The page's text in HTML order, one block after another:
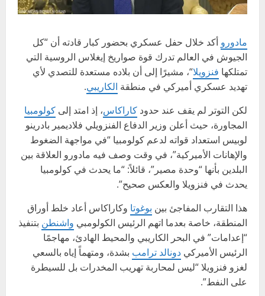
مادورو أكد خلال حفل عسكري بحضور كبار قادته أن “كل
الجيوش في العالم تدرك قوة صواريخ إيغلاس الروسية التي
تمتلكها فنزويلا“، مشيرًا إلى أن بلاده مستعدة للتصدي لأي
تهديد عسكري أميركي في منطقة الكاريبي.
لكن التوتر لم يقف عند حدود كاراكاس، إذ امتد إلى كولومبيا
المجاورة، حيث أعلن وزير الدفاع الفنزويلي فلاديمير بادرينو
لوبيس استعداد قواته لدعم كولومبيا “في مواجهة الضغوط
والإهانات الأميركية”، في وقت وصف فيه مادورو العلاقة بين
البلدين بأنها “وحدة مصير”، قائلاً: “ما يحدث في كولومبيا
يحدث في فنزويلا والعكس صحيح”.
هذا التقارب المفاجئ بين بوغوتا وكاراكاس أعاد خلط أوراق
المنطقة، خاصة بعدما اتهم الرئيس الكولومبي واشنطن بتنفيذ
“إعدامات” في البحر الكاريبي والمحيط الهادئ، مهاجمًا
الرئيس الأميركي دونالد ترامب بشدة، ومتهماً إياه بالسعي
لغزو فنزويلا “ليس لمحاربة تهريب المخدرات بل للسيطرة
على النفط”.